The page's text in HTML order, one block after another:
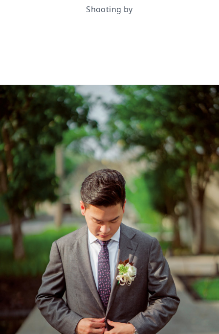
Shooting by